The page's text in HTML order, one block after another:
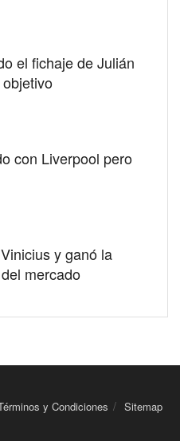
el fichaje de Julián
con Liverpool pero
y ganó la
mercado
y Condiciones Sitemap